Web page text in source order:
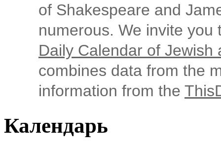
of Shakespeare and
numerous. We invite
Daily Calendar of Jewish
combines data from the
information from the
Календарь